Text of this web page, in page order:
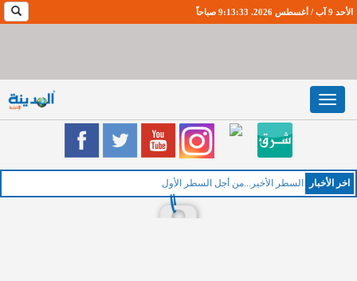
الأحد 9 آب / أغسطس 2026. 9:13:34 صباحاً
Toggle
navigation
اخر اﻷخبار السطر الأخير...من أجل السطر الأول